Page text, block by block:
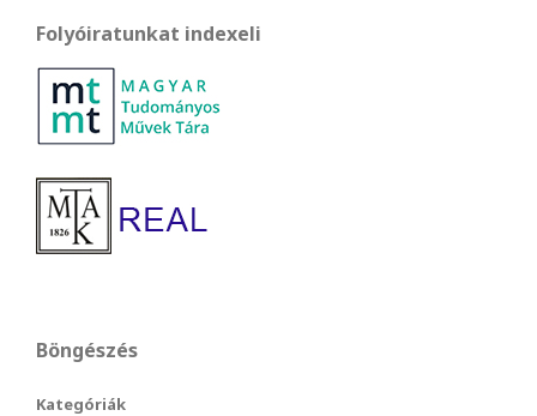
Folyóiratunkat indexeli
Böngészés
Kategóriák